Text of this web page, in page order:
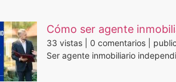
Cómo ser agente
33 vistas 0 comentarios
Ser agente inmobiliario